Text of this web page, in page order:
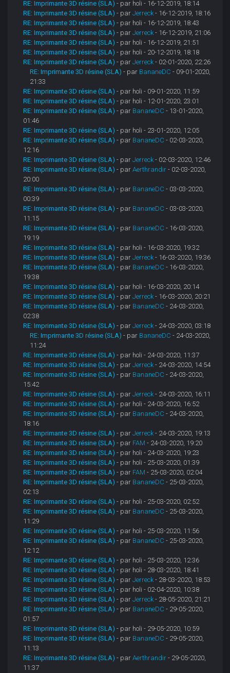
RE: Imprimante 3D résine (SLA) - par holi - 16-12-2019, 18:14
RE: Imprimante 3D résine (SLA) - parJerreck - 16-12-2019, 18:16
RE: Imprimante 3D résine (SLA) - par holi - 16-12-2019, 18:43
RE: Imprimante 3D résine (SLA) - parJerreck - 16-12-2019, 21:06
RE: Imprimante 3D résine (SLA) - par holi - 16-12-2019, 21:51
RE: Imprimante 3D résine (SLA) - par holi - 20-12-2019, 18:18
RE: Imprimante 3D résine (SLA) - parJerreck - 02-01-2020, 22:26
RE: Imprimante 3D résine (SLA) - par BananeDC - 09-01-2020,
21:33
RE: Imprimante 3D résine (SLA) - par holi - 09-01-2020, 11:59
RE: Imprimante 3D résine (SLA) - par holi - 12-01-2020, 23:01
RE: Imprimante 3D résine (SLA) - par BananeDC - 13-01-2020,
01:46
RE: Imprimante 3D résine (SLA) - par holi - 23-01-2020, 12:05
RE: Imprimante 3D résine (SLA) - par BananeDC - 02-03-2020,
12:16
RE: Imprimante 3D résine (SLA) - parJerreck - 02-03-2020, 12:46
RE: Imprimante 3D résine (SLA) - parAerthrandir - 02-03-2020,
20:00
RE: Imprimante 3D résine (SLA) - par BananeDC - 03-03-2020,
00:39
RE: Imprimante 3D résine (SLA) - par BananeDC - 03-03-2020,
11:15
RE: Imprimante 3D résine (SLA) - par BananeDC - 16-03-2020,
19:19
RE: Imprimante 3D résine (SLA) - par holi - 16-03-2020, 19:32
RE: Imprimante 3D résine (SLA) - parJerreck - 16-03-2020, 19:36
RE: Imprimante 3D résine (SLA) - par BananeDC - 16-03-2020,
19:38
RE: Imprimante 3D résine (SLA) - par holi - 16-03-2020, 20:14
RE: Imprimante 3D résine (SLA) - parJerreck - 16-03-2020, 20:21
RE: Imprimante 3D résine (SLA) - par BananeDC - 24-03-2020,
02:38
RE: Imprimante 3D résine (SLA) - parJerreck - 24-03-2020, 03:18
RE: Imprimante 3D résine (SLA) - par BananeDC - 24-03-2020,
11:24
RE: Imprimante 3D résine (SLA) - par holi - 24-03-2020, 11:37
RE: Imprimante 3D résine (SLA) - parJerreck - 24-03-2020, 14:54
RE: Imprimante 3D résine (SLA) - par BananeDC - 24-03-2020,
15:42
RE: Imprimante 3D résine (SLA) - parJerreck - 24-03-2020, 16:11
RE: Imprimante 3D résine (SLA) - par holi - 24-03-2020, 16:52
RE: Imprimante 3D résine (SLA) - par BananeDC - 24-03-2020,
18:16
RE: Imprimante 3D résine (SLA) - parJerreck - 24-03-2020, 19:13
RE: Imprimante 3D résine (SLA) - par FAM - 24-03-2020, 19:20
RE: Imprimante 3D résine (SLA) - par holi - 24-03-2020, 19:23
RE: Imprimante 3D résine (SLA) - par holi - 25-03-2020, 01:39
RE: Imprimante 3D résine (SLA) - par FAM - 25-03-2020, 02:04
RE: Imprimante 3D résine (SLA) - par BananeDC - 25-03-2020,
02:13
RE: Imprimante 3D résine (SLA) - par holi - 25-03-2020, 02:52
RE: Imprimante 3D résine (SLA) - par BananeDC - 25-03-2020,
11:29
RE: Imprimante 3D résine (SLA) - par holi - 25-03-2020, 11:56
RE: Imprimante 3D résine (SLA) - par BananeDC - 25-03-2020,
12:12
RE: Imprimante 3D résine (SLA) - par holi - 25-03-2020, 12:36
RE: Imprimante 3D résine (SLA) - par holi - 28-03-2020, 18:41
RE: Imprimante 3D résine (SLA) - parJerreck - 28-03-2020, 18:53
RE: Imprimante 3D résine (SLA) - par holi - 02-04-2020, 10:38
RE: Imprimante 3D résine (SLA) - parJerreck - 28-05-2020, 21:21
RE: Imprimante 3D résine (SLA) - par BananeDC - 29-05-2020,
01:57
RE: Imprimante 3D résine (SLA) - par holi - 29-05-2020, 10:59
RE: Imprimante 3D résine (SLA) - par BananeDC - 29-05-2020,
11:13
RE: Imprimante 3D résine (SLA) - parAerthrandir - 29-05-2020,
11:37